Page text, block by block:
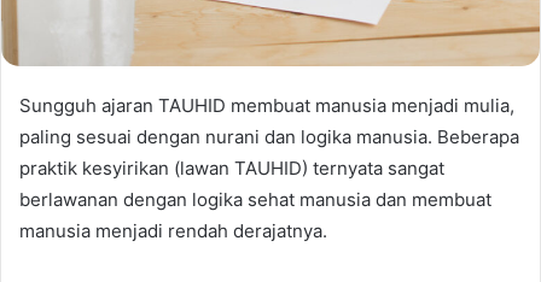
Sungguh ajaran TAUHID membuat manusia menjadi mulia,
paling sesuai dengan nurani dan logika manusia. Beberapa
praktik kesyirikan (lawan TAUHID) ternyata sangat
berlawanan dengan logika sehat manusia dan membuat
manusia menjadi rendah derajatnya.